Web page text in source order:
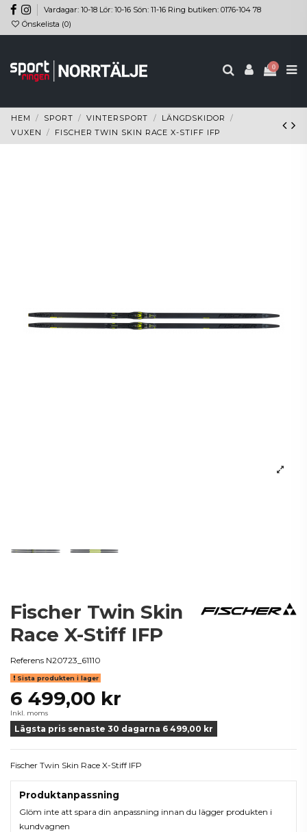
Vardagar: 10-18 Lör: 10-16 Sön: 11-16 Ring butiken: 0176-104 78
Önskelista (0)
0
HEM SPORT VINTERSPORT
LÄNGDSKIDOR
VUXEN
FISCHER TWIN SKIN RACE X-STIFF IFP
Fischer Twin Skin
Race X-Stiff IFP
Referens N20723_61110
Sista produkten i lager
6 499,00 kr
Inkl. moms
Lägsta pris senaste 30 dagarna 6 499,00 kr
Fischer Twin Skin Race X-Stiff IFP
Produktanpassning
Glöm inte att spara din anpassning innan du lägger produkten i
kundvagnen